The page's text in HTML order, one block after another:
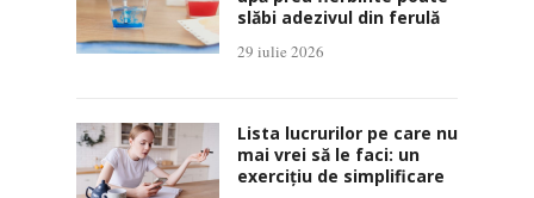
slăbi adezivul din ferulă
29 iulie 2026
Lista lucrurilor pe care nu
mai vrei să le faci: un
exercițiu de simplificare